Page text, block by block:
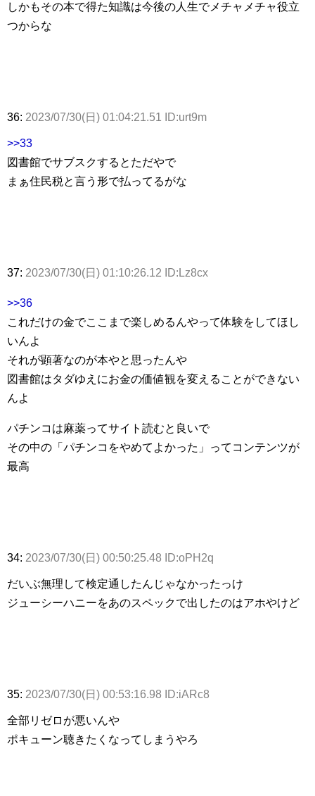
しかもその本で得た知識は今後の人生でメチャメチャ役立
つからな
36: 2023/07/30(日) 01:04:21.51 ID:urt9m
>>33
図書館でサブスクするとただやで
まぁ住民税と言う形で払ってるがな
37: 2023/07/30(日) 01:10:26.12 ID:Lz8cx
>>36
これだけの金でここまで楽しめるんやって体験をしてほし
いんよ
それが顕著なのが本やと思ったんや
図書館はタダゆえにお金の価値観を変えることができない
んよ
パチンコは麻薬ってサイト読むと良いで
その中の「パチンコをやめてよかった」ってコンテンツが
最高
34: 2023/07/30(日) 00:50:25.48 ID:oPH2q
だいぶ無理して検定通したんじゃなかったっけ
ジューシーハニーをあのスペックで出したのはアホやけど
35: 2023/07/30(日) 00:53:16.98 ID:iARc8
全部リゼロが悪いんや
ポキューン聴きたくなってしまうやろ